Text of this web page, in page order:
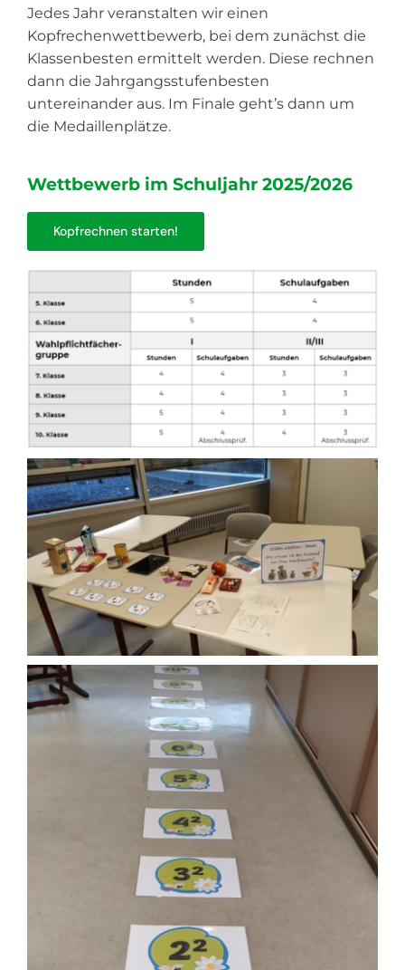
Jedes Jahr veranstalten wir einen
Kopfrechenwettbewerb, bei dem zunächst die
Klassenbesten ermittelt werden. Diese rechnen
dann die Jahrgangsstufenbesten
untereinander aus. Im Finale geht’s dann um
die Medaillenplätze.
Wettbewerb im Schuljahr 2025/2026
Kopfrechnen starten!